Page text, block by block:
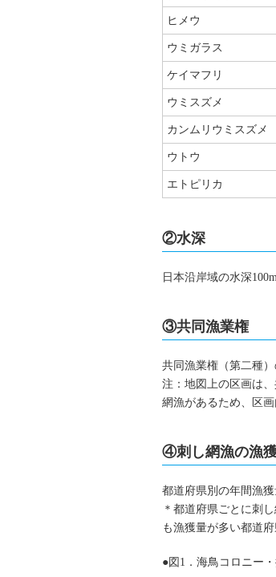
ヒメウ
ウミガラス
ケイマフリ
ウミスズメ
カンムリウミスズメ
ウトウ
エトピリカ
②水深
日本沿岸域の水深
③共同漁業権
共同漁業権（第二種
注：地図上の区画は
網漁があるため、区
④刺し網漁の漁
都道府県別の年間漁
＊都道府県ごとに刺
も漁獲量が多い都道
●図1．海鳥コロニー